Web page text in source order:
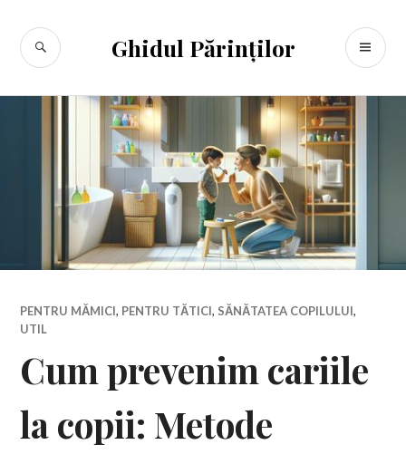
conținut
Ghidul Părinților
CĂUTARE
PENTRU MĂMICI, PENTRU TĂTICI, SĂNĂTATEA COPILULUI,
UTIL
Cum prevenim cariile
la copii: Metode